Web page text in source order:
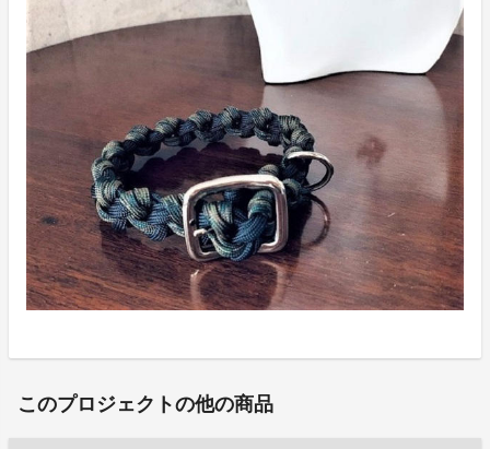
このプロジェクトの他の商品